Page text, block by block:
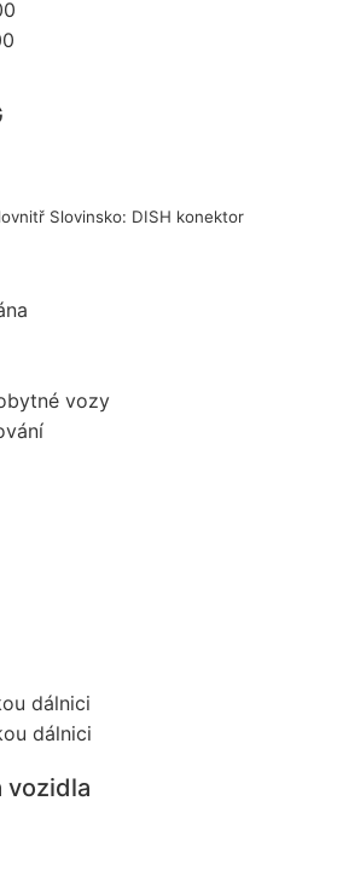
Slovinsko: DISH konektor
vozy
dálnici
dálnici
vozidla